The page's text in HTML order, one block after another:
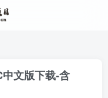
文版下载-含